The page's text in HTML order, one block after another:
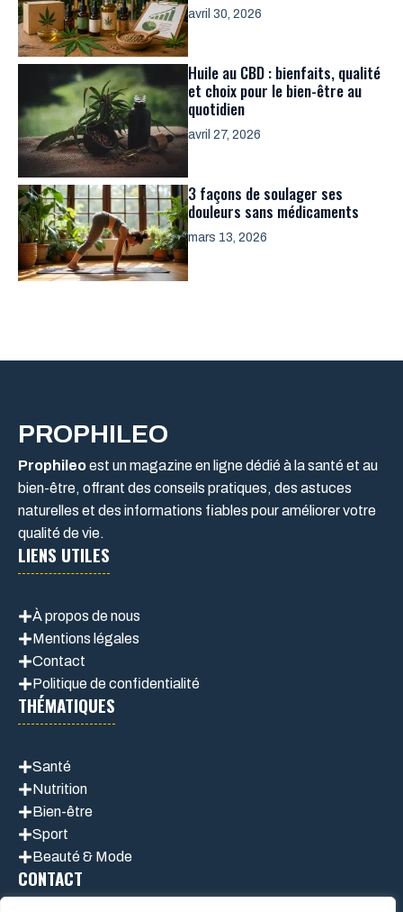
avril 30, 2026
Huile au CBD : bienfaits, qualité
et choix pour le bien-être au
quotidien
avril 27, 2026
3 façons de soulager ses
douleurs sans médicaments
mars 13, 2026
PROPHILEO
Prophileoest un magazine en ligne dédié à la santé et au
bien-être, offrant des conseils pratiques, des astuces
naturelles et des informations fiables pour améliorer votre
qualité de vie.
LIENS UTILES
À propos de nous
Mentions légales
Contact
Politique de confidentialité
THÉMATIQUES
Santé
Nutrition
Bien-être
Sport
Beauté & Mode
CONTACT